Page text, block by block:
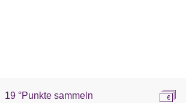
19 °Punkte sammeln